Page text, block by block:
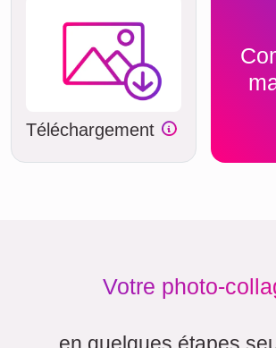
Téléchargement
Votre photo-